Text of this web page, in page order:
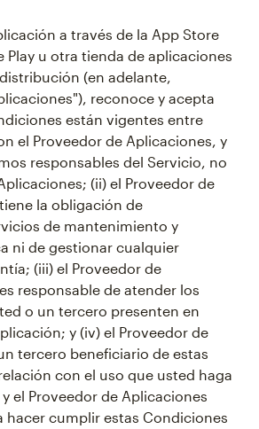
a través de la App Store
Play u otra tienda de aplicaciones
(en adelante,
reconoce y acepta
están vigentes entre
el Proveedor de Aplicaciones, y
responsables del Servicio, no
(ii) el Proveedor de
la obligación de
de mantenimiento y
ni de gestionar cualquier
(iii) el Proveedor de
responsable de atender los
o un tercero presenten en
y (iv) el Proveedor de
tercero beneficiario de estas
con el uso que usted haga
el Proveedor de Aplicaciones
hacer cumplir estas Condiciones